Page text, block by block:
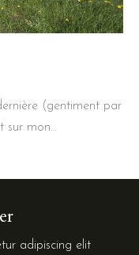
(gentiment par
sur mon…
adipiscing elit